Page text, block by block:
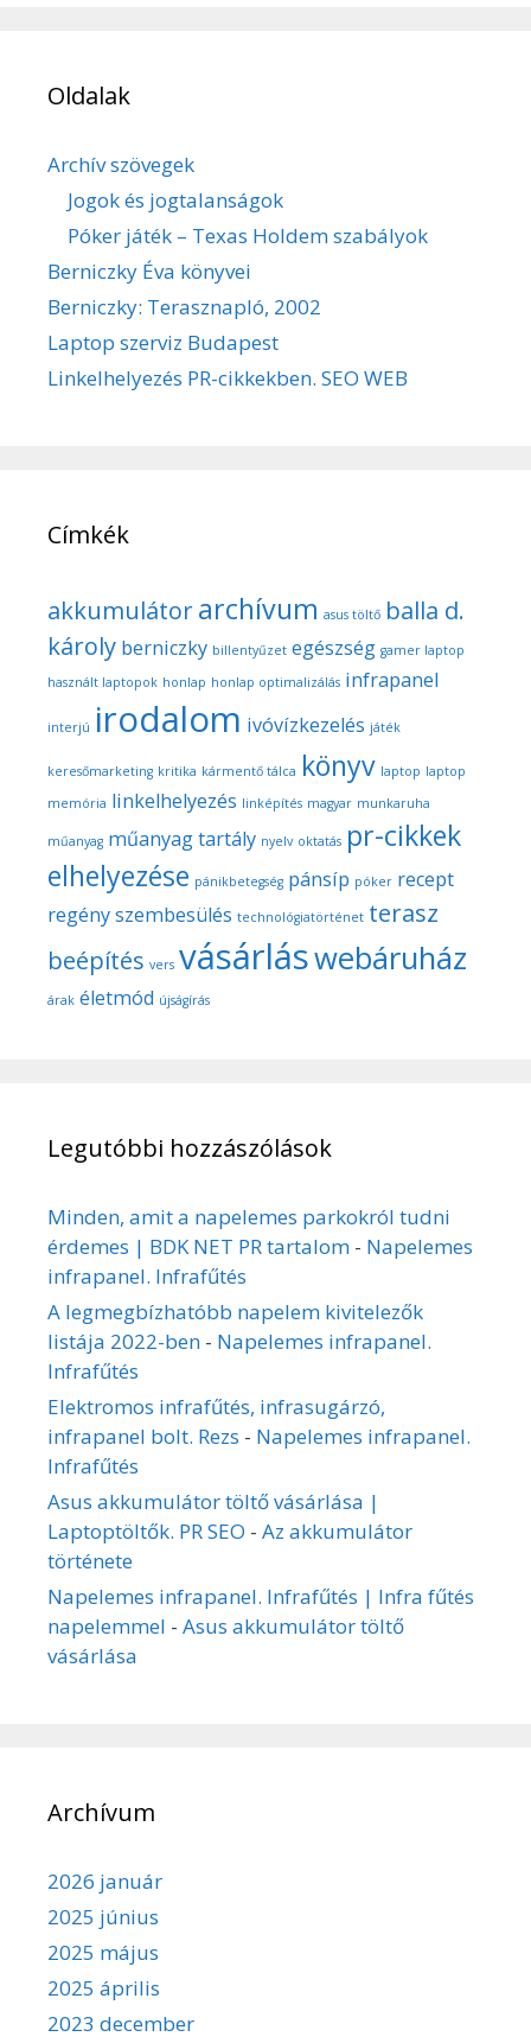
Oldalak
Archív szövegek
Jogok és jogtalanságok
Póker játék – Texas Holdem szabályok
Berniczky Éva könyvei
Berniczky: Terasznapló, 2002
Laptop szerviz Budapest
Linkelhelyezés PR-cikkekben. SEO WEB
Címkék
akkumulátorarchívum asus töltő balla d.
károly berniczky billentyűzet egészség gamer laptop
használt laptopok honlap honlap optimalizálás infrapanel
interjú irodalom ivóvízkezelés játék
keresőmarketing kritika kármentő tálca könyv laptop laptop
memória linkelhelyezés linképítés magyar munkaruha
műanyag műanyag tartály nyelv oktatás pr-cikkek
elhelyezése pánikbetegség pánsíp póker recept
regényszembesülés technológiatörténet terasz
beépítés vers vásárláswebáruház
árak életmód újságírás
Legutóbbi hozzászólások
Minden, amit a napelemes parkokról tudni
érdemes | BDK NET PR tartalom - Napelemes
infrapanel. Infrafűtés
A legmegbízhatóbb napelem kivitelezők
listája 2022-ben - Napelemes infrapanel.
Infrafűtés
Elektromos infrafűtés, infrasugárzó,
infrapanel bolt. Rezs - Napelemes infrapanel.
Infrafűtés
Asus akkumulátor töltő vásárlása |
Laptoptöltők. PR SEO - Az akkumulátor
története
Napelemes infrapanel. Infrafűtés | Infra fűtés
napelemmel - Asus akkumulátor töltő
vásárlása
Archívum
2026 január
2025 június
2025 május
2025 április
2023 december